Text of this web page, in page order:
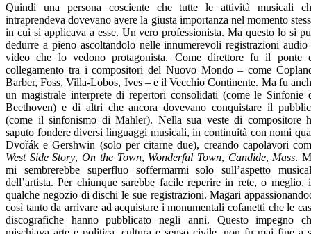
Quindi una persona cosciente che tutte le attività musicali
intraprendeva dovevano avere la giusta importanza nel momento
in cui si applicava a esse. Un vero professionista. Ma questo lo si
dedurre a pieno ascoltandolo nelle innumerevoli registrazioni audio
video che lo vedono protagonista. Come direttore fu il ponte
collegamento tra i compositori del Nuovo Mondo – come
Barber, Foss, Villa-Lobos, Ives – e il Vecchio Continente. Ma fu
un magistrale interprete di repertori consolidati (come le Sinfonie
Beethoven) e di altri che ancora dovevano conquistare il
(come il sinfonismo di Mahler). Nella sua veste di compositore
saputo fondere diversi linguaggi musicali, in continuità con nomi
Dvořák e Gershwin (solo per citarne due), creando capolavori
West Side Story,On the Town, Wonderful Town, Candide, Mass.
mi sembrerebbe superfluo soffermarmi solo sull’aspetto
dell’artista. Per chiunque sarebbe facile reperire in rete, o meglio,
qualche negozio di dischi le sue registrazioni. Magari
così tanto da arrivare ad acquistare i monumentali cofanetti che le
discografiche hanno pubblicato negli anni. Questo impegno